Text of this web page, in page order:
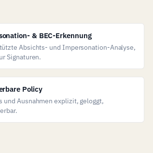
& BEC-Erkennung
Absichts- und Impersonation-Analyse,
Signaturen.
Policy
und Ausnahmen explizit, geloggt,